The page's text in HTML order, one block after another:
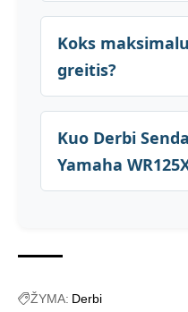
Koks
greitis?
Kuo Derbi
Yamaha
ŽYMA: Derbi